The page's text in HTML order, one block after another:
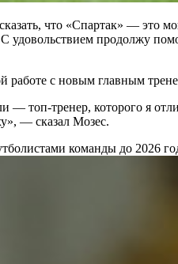
что «Спартак» — это
удовольствием продолжу
работе с новым главным
— топ-тренер, которого я
— сказал Мозес.
команды до 2026